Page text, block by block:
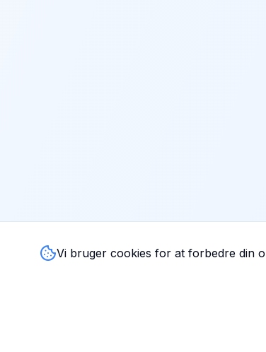
Vi bruger cookies for at forbedre din